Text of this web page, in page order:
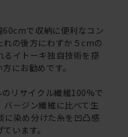
60cmで収納に便利なコン
の後方にわずか５cmの
るイトーキ独自技術を搭
にお勧めです。
リサイクル繊維100%で
ージン繊維に比べて生
に染め分けた糸を凹凸感
います。